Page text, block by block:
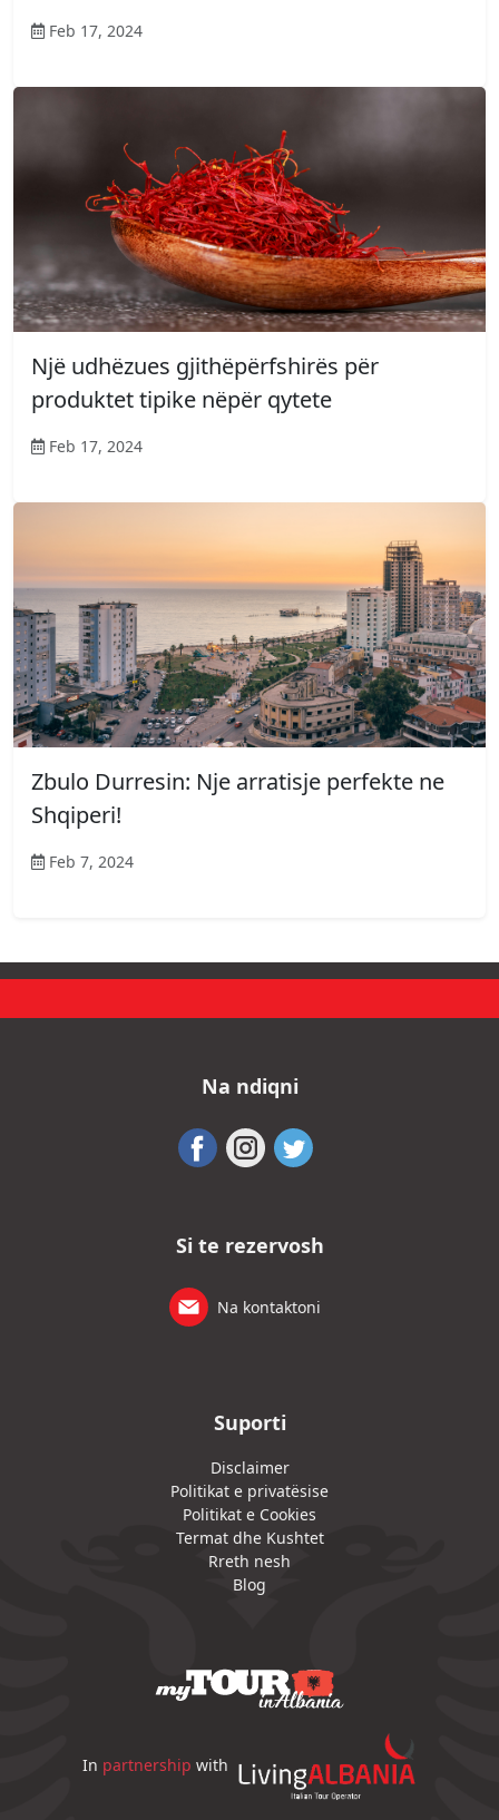
Feb 17, 2024
Një udhëzues gjithëpërfshirës për
produktet tipike nëpër qytete
Feb 17, 2024
Zbulo Durresin: Nje arratisje perfekte ne
Shqiperi!
Feb 7, 2024
Na ndiqni
Si te rezervosh
Na kontaktoni
Suporti
Disclaimer
Politikat e privatësise
Politikat e Cookies
Termat dhe Kushtet
Rreth nesh
Blog
In partnership with